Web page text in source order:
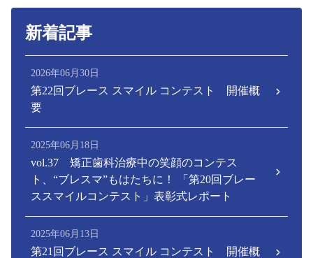
新着記事
2026年06月30日
第22回ブレース スマイル コンテスト 開催概
要
2025年06月18日
vol.37 矯正歯科治療中の笑顔のコンテス
ト、“ブレスマ”もはたちに！ 「第20回ブレー
ススマイルコンテスト」表彰式レポート
2025年06月13日
第21回ブレース スマイル コンテスト 開催概